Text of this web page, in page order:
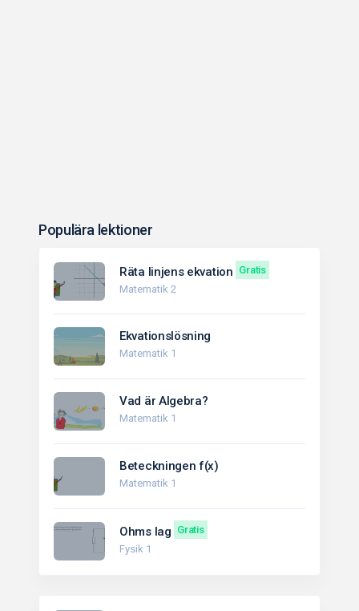
Populära lektioner
Räta linjens ekvation Gratis
Matematik 2
Ekvationslösning
Matematik 1
Vad är Algebra?
Matematik 1
Beteckningen f(x)
Matematik 1
Ohms lag Gratis
Fysik 1